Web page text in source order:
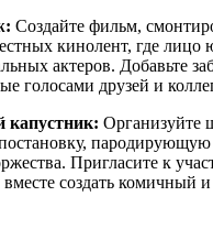
Создайте фильм,
кинолент, где лицо
актеров. Добавьте
голосами друзей и
капустник: Организуйте
Пригласите к
вместе создать комичный